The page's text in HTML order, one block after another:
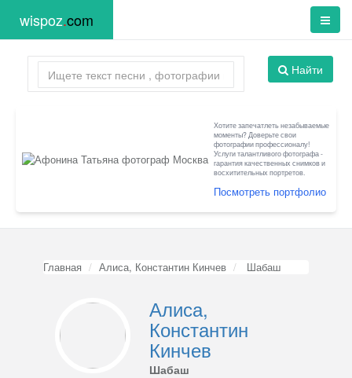
wispoz.com
Найти
Хотите запечатлеть незабываемые
моменты? Доверьте свои
фотографии профессионалу!
Услуги талантливого фотографа -
гарантия качественных снимков и
восхитительных портретов.
Посмотреть портфолио
Главная Алиса, Константин Кинчев Шабаш
Алиса,
Константин
Кинчев
Шабаш